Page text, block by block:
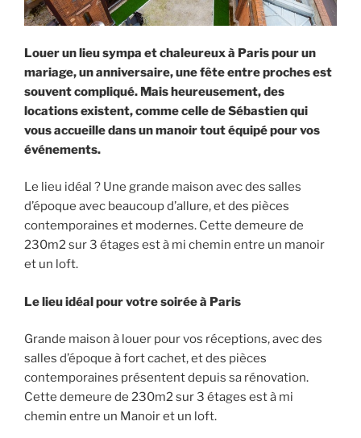
Louer un lieu sympa et chaleureux à Paris pour un
mariage, un anniversaire, une fête entre proches est
souvent compliqué. Mais heureusement, des
locations existent, comme celle de Sébastien qui
vous accueille dans un manoir tout équipé pour vos
événements.
Le lieu idéal ? Une grande maison avec des salles
d’époque avec beaucoup d’allure, et des pièces
contemporaines et modernes. Cette demeure de
230m2 sur 3 étages est à mi chemin entre un manoir
et un loft.
Le lieu idéal pour votre soirée à Paris
Grande maison à louer pour vos réceptions, avec des
salles d’époque à fort cachet, et des pièces
contemporaines présentent depuis sa rénovation.
Cette demeure de 230m2 sur 3 étages est à mi
chemin entre un Manoir et un loft.